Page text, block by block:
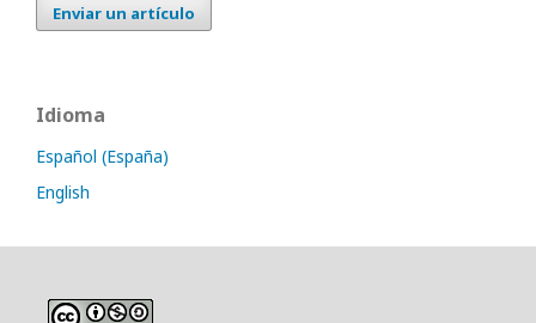
Enviar un artículo
Idioma
Español (España)
English